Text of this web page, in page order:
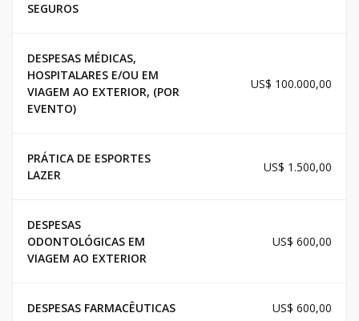
SEGUROS
DESPESAS MÉDICAS,
HOSPITALARES E/OU EM
VIAGEM AO EXTERIOR, (POR
EVENTO)
US$ 100.000,00
PRÁTICA DE ESPORTES
LAZER
US$ 1.500,00
DESPESAS
ODONTOLÓGICAS EM
VIAGEM AO EXTERIOR
US$ 600,00
DESPESAS FARMACÊUTICAS US$ 600,00